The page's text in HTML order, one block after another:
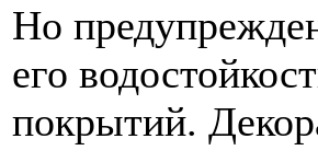
Но
его
покрытий.